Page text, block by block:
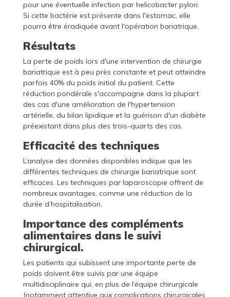
pour une éventuelle infection par helicobacter pylori.
Si cette bactérie est présente dans l'estomac, elle
pourra être éradiquée avant l'opération bariatrique.
Résultats
La perte de poids lors d'une intervention de chirurgie
bariatrique est à peu près constante et peut atteindre
parfois 40% du poids initial du patient. Cette
réduction pondérale s'accompagne dans la plupart
des cas d'une amélioration de l'hypertension
artérielle, du bilan lipidique et la guérison d'un diabète
préexistant dans plus des trois-quarts des cas.
Efficacité des techniques
L’analyse des données disponibles indique que les
différentes techniques de chirurgie bariatrique sont
efficaces. Les techniques par laparoscopie offrent de
nombreux avantages, comme une réduction de la
durée d’hospitalisation.
Importance des compléments
alimentaires dans le suivi
chirurgical.
Les patients qui subissent une importante perte de
poids doivent être suivis par une équipe
multidisciplinaire qui, en plus de l’équipe chirurgicale
(notamment attentive aux complications chirurgicales